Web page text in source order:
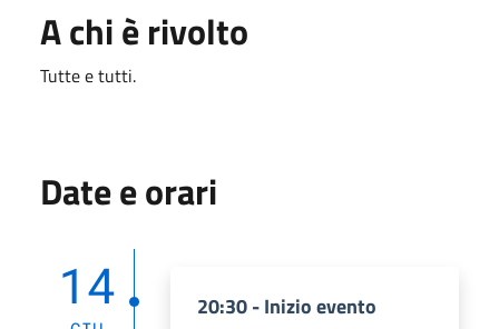
A chi è rivolto
Tutte e tutti.
Date e orari
14 20:30 - Inizio evento